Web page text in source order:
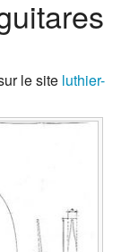
le site luthier-